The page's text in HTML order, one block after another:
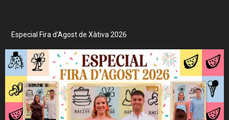
Especial Fira d’Agost de Xàtiva 2026